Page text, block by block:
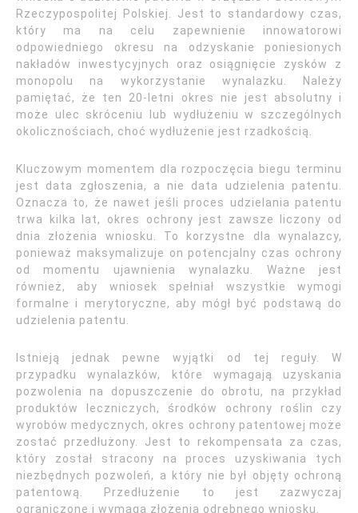
Rzeczypospolitej Polskiej. Jest to standardowy czas,
który ma na celu zapewnienie innowatorowi
odpowiedniego okresu na odzyskanie poniesionych
nakładów inwestycyjnych oraz osiągnięcie zysków z
monopolu na wykorzystanie wynalazku. Należy
pamiętać, że ten 20-letni okres nie jest absolutny i
może ulec skróceniu lub wydłużeniu w szczególnych
okolicznościach, choć wydłużenie jest rzadkością.
Kluczowym momentem dla rozpoczęcia biegu terminu
jest data zgłoszenia, a nie data udzielenia patentu.
Oznacza to, że nawet jeśli proces udzielania patentu
trwa kilka lat, okres ochrony jest zawsze liczony od
dnia złożenia wniosku. To korzystne dla wynalazcy,
ponieważ maksymalizuje on potencjalny czas ochrony
od momentu ujawnienia wynalazku. Ważne jest
również, aby wniosek spełniał wszystkie wymogi
formalne i merytoryczne, aby mógł być podstawą do
udzielenia patentu.
Istnieją jednak pewne wyjątki od tej reguły. W
przypadku wynalazków, które wymagają uzyskania
pozwolenia na dopuszczenie do obrotu, na przykład
produktów leczniczych, środków ochrony roślin czy
wyrobów medycznych, okres ochrony patentowej może
zostać przedłużony. Jest to rekompensata za czas,
który został stracony na proces uzyskiwania tych
niezbędnych pozwoleń, a który nie był objęty ochroną
patentową. Przedłużenie to jest zazwyczaj
ograniczone i wymaga złożenia odrębnego wniosku.